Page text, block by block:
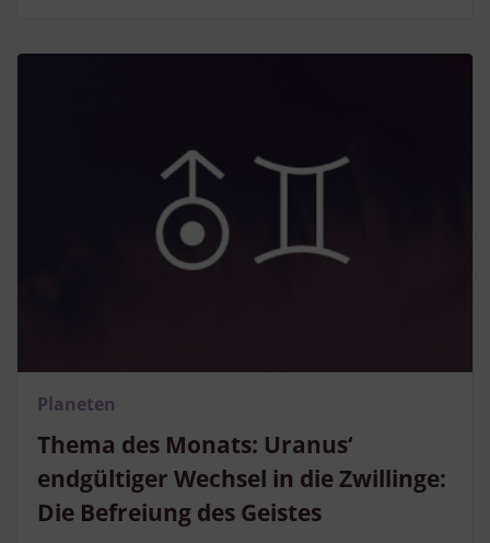
Thema des Monats: Uranus‘
endgültiger Wechsel in die Zwillinge:
Die Befreiung des Geistes
Planeten